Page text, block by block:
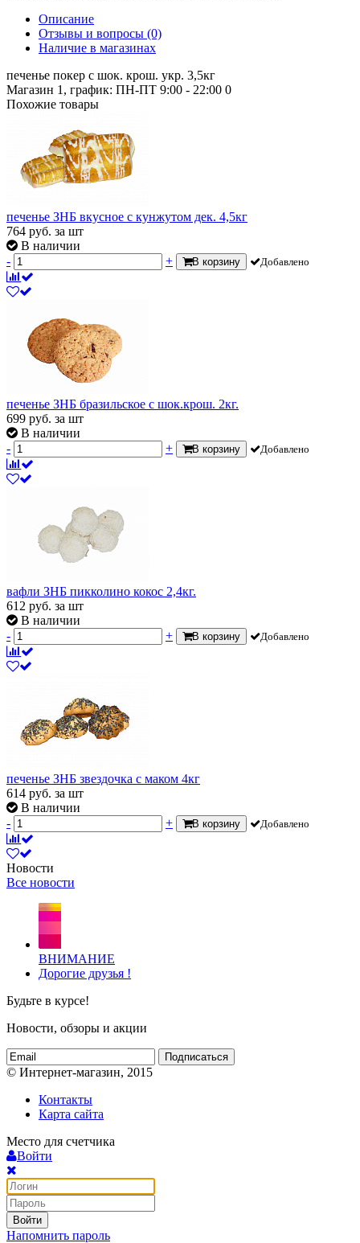
Описание
Отзывы и вопросы (0)
Наличие в магазинах
печенье покер с шок. крош. укр. 3,5кг
Магазин 1, график: ПН-ПТ 9:00 - 22:00 0
Похожие товары
печенье ЗНБ вкусное с кунжутом дек. 4,5кг
764 руб. за шт
В наличии
-
+ В корзину Добавлено
печенье ЗНБ бразильское с шок.крош. 2кг.
699 руб. за шт
В наличии
-
+ В корзину Добавлено
вафли ЗНБ пикколино кокос 2,4кг.
612 руб. за шт
В наличии
-
+ В корзину Добавлено
печенье ЗНБ звездочка с маком 4кг
614 руб. за шт
В наличии
-
+ В корзину Добавлено
Новости
Все новости
ВНИМАНИЕ
Дорогие друзья !
Будьте в курсе!
Новости, обзоры и акции
Подписаться
© Интернет-магазин, 2015
Контакты
Карта сайта
Место для счетчика
Войти
Войти
Напомнить пароль